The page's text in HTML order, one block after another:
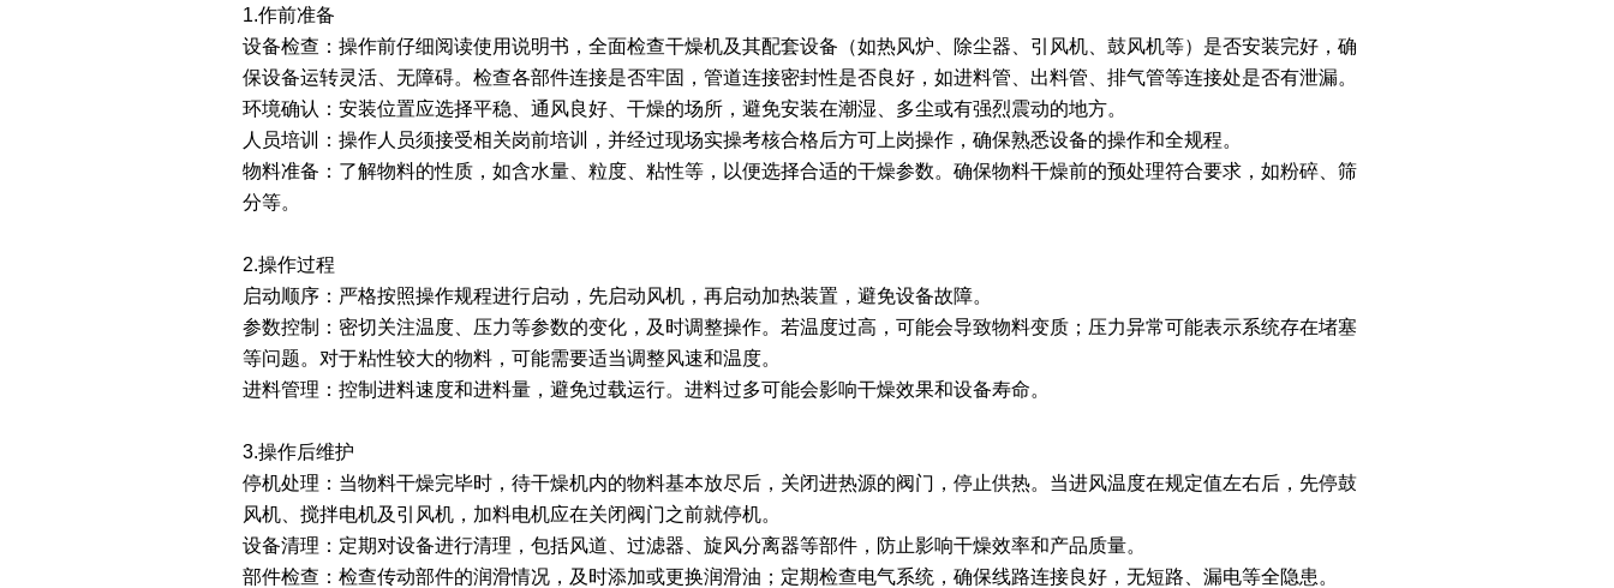
1.作前准备
设备检查：操作前仔细阅读使用说明书，全面检查干燥机及其配套设备（如热风炉、除尘器、引风机、鼓风机等）是否安装完好，确
保设备运转灵活、无障碍。检查各部件连接是否牢固，管道连接密封性是否良好，如进料管、出料管、排气管等连接处是否有泄漏。
环境确认：安装位置应选择平稳、通风良好、干燥的场所，避免安装在潮湿、多尘或有强烈震动的地方。
人员培训：操作人员须接受相关岗前培训，并经过现场实操考核合格后方可上岗操作，确保熟悉设备的操作和全规程。
物料准备：了解物料的性质，如含水量、粒度、粘性等，以便选择合适的干燥参数。确保物料干燥前的预处理符合要求，如粉碎、筛
分等。
2.操作过程
启动顺序：严格按照操作规程进行启动，先启动风机，再启动加热装置，避免设备故障。
参数控制：密切关注温度、压力等参数的变化，及时调整操作。若温度过高，可能会导致物料变质；压力异常可能表示系统存在堵塞
等问题。对于粘性较大的物料，可能需要适当调整风速和温度。
进料管理：控制进料速度和进料量，避免过载运行。进料过多可能会影响干燥效果和设备寿命。
3.操作后维护
停机处理：当物料干燥完毕时，待干燥机内的物料基本放尽后，关闭进热源的阀门，停止供热。当进风温度在规定值左右后，先停鼓
风机、搅拌电机及引风机，加料电机应在关闭阀门之前就停机。
设备清理：定期对设备进行清理，包括风道、过滤器、旋风分离器等部件，防止影响干燥效率和产品质量。
部件检查：检查传动部件的润滑情况，及时添加或更换润滑油；定期检查电气系统，确保线路连接良好，无短路、漏电等全隐患。